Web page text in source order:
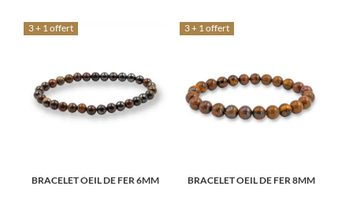
3 + 1 offert
BRACELET OEIL DE FER 6MM
3 + 1 offert
BRACELET OEIL DE FER 8MM